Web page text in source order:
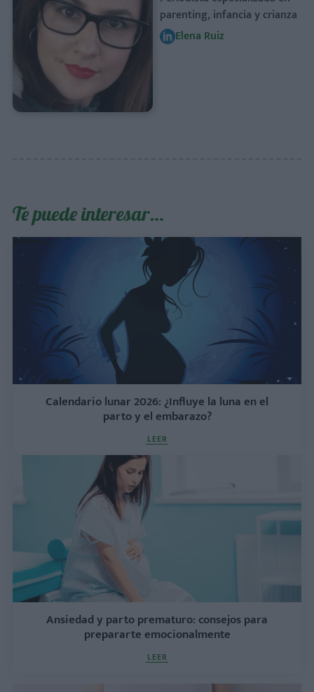
parenting, infancia y crianza
Elena Ruiz
Te puede interesar…
Calendario lunar 2026: ¿Influye la luna en el
parto y el embarazo?
LEER
Ansiedad y parto prematuro: consejos para
prepararte emocionalmente
LEER